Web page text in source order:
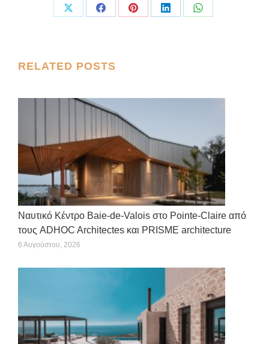
Share
Share
Share
Share
Share
Post
RELATED POSTS
Ναυτικό Κέντρο Baie-de-Valois στο Pointe-Claire από
τους ADHOC Architectes και PRISME architecture
6 Αυγούστου, 2026